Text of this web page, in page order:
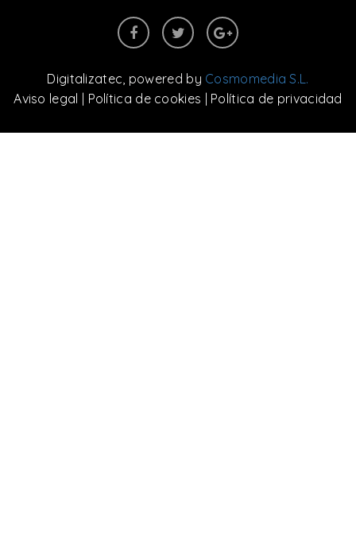
Digitalizatec , powered by Cosmomedia S.L.
Aviso legal | Política de cookies | Política de privacidad